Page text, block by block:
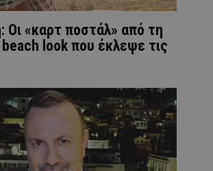
«καρτ ποστάλ» από τη
look που έκλεψε τις